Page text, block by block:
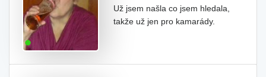
Už jsem našla co jsem hledala,
takže už jen pro kamarády.